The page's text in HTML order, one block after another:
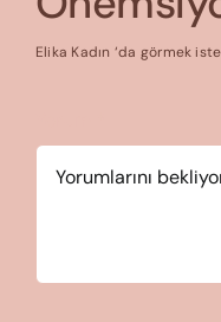
Elika Kadın ‘da görmek